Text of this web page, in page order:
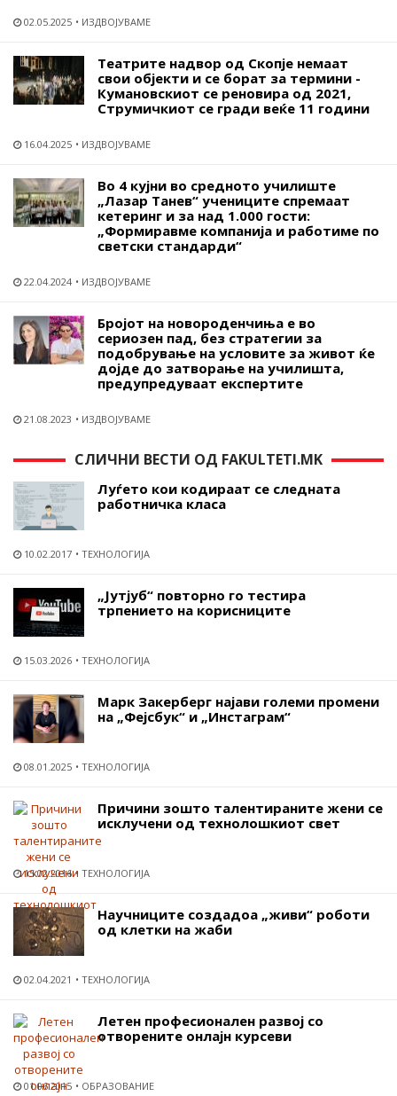
02.05.2025 ИЗДВОЈУВАМЕ
Театрите надвор од Скопје немаат
свои објекти и се борат за термини -
Кумановскиот се реновира од 2021,
Струмичкиот се гради веќе 11 години
16.04.2025 ИЗДВОЈУВАМЕ
Во 4 кујни во средното училиште
„Лазар Танев“ учениците спремаат
кетеринг и за над 1.000 гости:
„Формиравме компанија и работиме по
светски стандарди“
22.04.2024 ИЗДВОЈУВАМЕ
Бројот на новороденчиња е во
сериозен пад, без стратегии за
подобрување на условите за живот ќе
дојде до затворање на училишта,
предупредуваат експертите
21.08.2023 ИЗДВОЈУВАМЕ
СЛИЧНИ ВЕСТИ ОД FAKULTETI.MK
Луѓето кои кодираат се следната
работничка класа
10.02.2017 ТЕХНОЛОГИЈА
„Јутјуб“ повторно го тестира
трпението на корисниците
15.03.2026 ТЕХНОЛОГИЈА
Марк Закерберг најави големи промени
на „Фејсбук“ и „Инстаграм“
08.01.2025 ТЕХНОЛОГИЈА
Причини зошто талентираните жени се
исклучени од технолошкиот свет
15.02.2016 ТЕХНОЛОГИЈА
Научниците создадоа „живи“ роботи
од клетки на жаби
02.04.2021 ТЕХНОЛОГИЈА
Летен професионален развој со
отворените онлајн курсеви
01.06.2015 ОБРАЗОВАНИЕ